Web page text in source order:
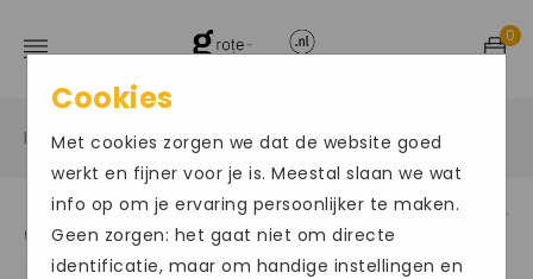
0
Home / Grote maten herenschoenen / Slipper
Cookies
Met cookies zorgen we dat de website goed
werkt en fijner voor je is. Meestal slaan we wat
info op om je ervaring persoonlijker te maken.
Geen zorgen: het gaat niet om directe
identificatie, maar om handige instellingen en